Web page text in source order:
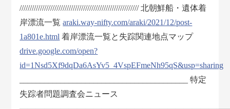
////////////////////////////////////////////////////////// 北朝鮮船・遺体着
岸漂流一覧araki.way-nifty.com/araki/2021/12/post-
1a801e.html 着岸漂流一覧と失踪関連地点マップ
drive.google.com/open?
id=1Nsd5Xf9dqDa6AsYv5_4VspEFmeNh95qS&usp=sharing
_________________________________________ 特定
失踪者問題調査会ニュース